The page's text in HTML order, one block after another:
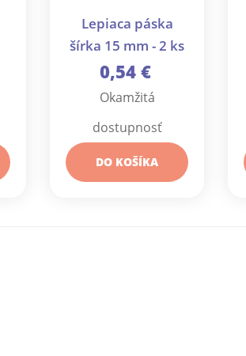
Lepiaca páska
šírka 15 mm - 2 ks
0,54 €
Okamžitá
dostupnosť
DO KOŠÍKA